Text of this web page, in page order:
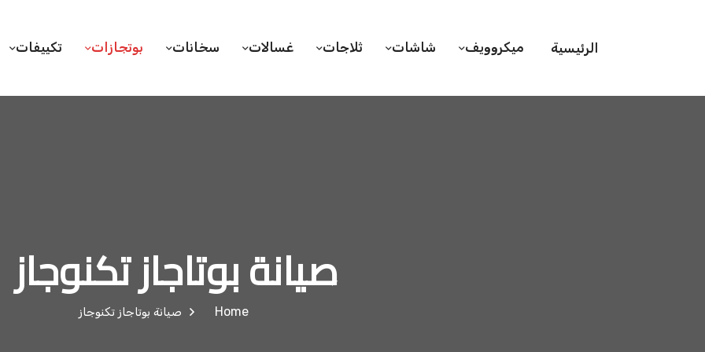
الرئيسية ميكروويف شاشات ثلاجات غسالات سخانات بوتجازات تكييفات
صيانة بوتاجاز تكنوجاز
Home صيانة بوتاجاز تكنوجاز